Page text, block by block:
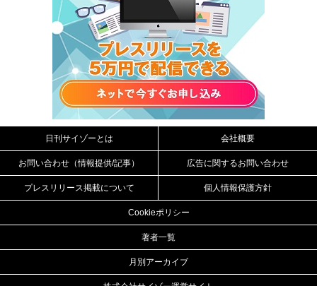
日刊サイゾーとは 会社概要
お問い合わせ（情報提供/記事） 広告に関するお問い合わせ
プレスリリース掲載について 個人情報保護方針
Cookieポリシー
著者一覧
月別アーカイブ